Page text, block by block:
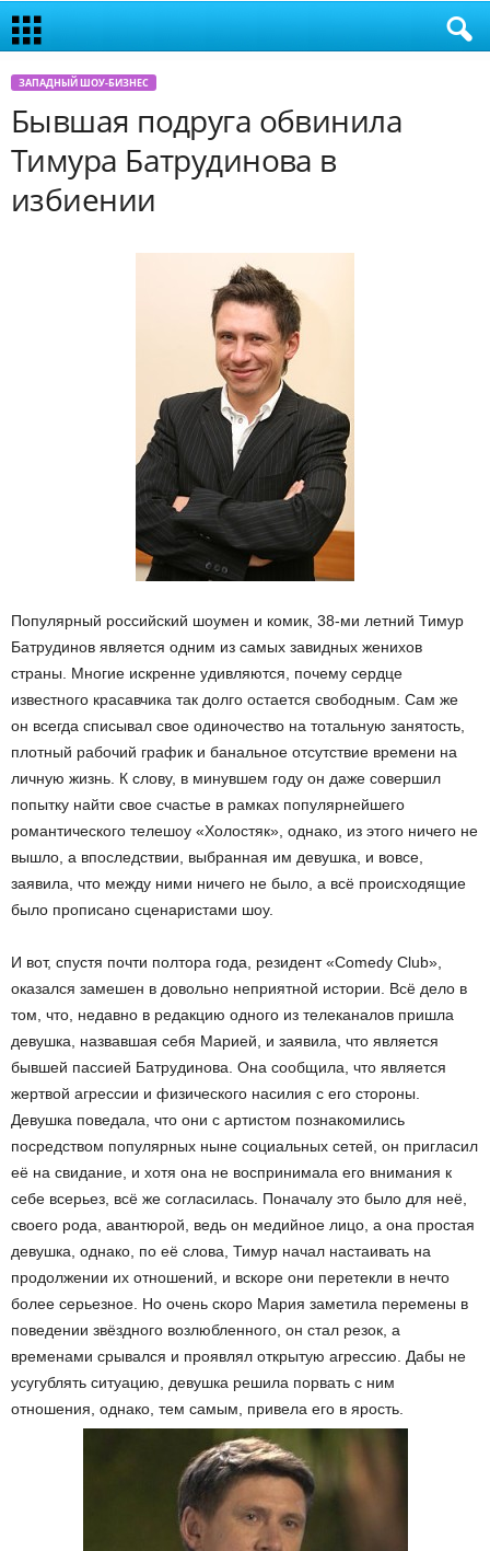
ЗАПАДНЫЙ ШОУ-БИЗНЕС
Бывшая подруга обвинила
Тимура Батрудинова в
избиении
Популярный российский шоумен и комик, 38-ми летний Тимур
Батрудинов является одним из самых завидных женихов
страны. Многие искренне удивляются, почему сердце
известного красавчика так долго остается свободным. Сам же
он всегда списывал свое одиночество на тотальную занятость,
плотный рабочий график и банальное отсутствие времени на
личную жизнь. К слову, в минувшем году он даже совершил
попытку найти свое счастье в рамках популярнейшего
романтического телешоу «Холостяк», однако, из этого ничего не
вышло, а впоследствии, выбранная им девушка, и вовсе,
заявила, что между ними ничего не было, а всё происходящие
было прописано сценаристами шоу.
И вот, спустя почти полтора года, резидент «Comedy Club»,
оказался замешен в довольно неприятной истории. Всё дело в
том, что, недавно в редакцию одного из телеканалов пришла
девушка, назвавшая себя Марией, и заявила, что является
бывшей пассией Батрудинова. Она сообщила, что является
жертвой агрессии и физического насилия с его стороны.
Девушка поведала, что они с артистом познакомились
посредством популярных ныне социальных сетей, он пригласил
её на свидание, и хотя она не воспринимала его внимания к
себе всерьез, всё же согласилась. Поначалу это было для неё,
своего рода, авантюрой, ведь он медийное лицо, а она простая
девушка, однако, по её слова, Тимур начал настаивать на
продолжении их отношений, и вскоре они перетекли в нечто
более серьезное. Но очень скоро Мария заметила перемены в
поведении звёздного возлюбленного, он стал резок, а
временами срывался и проявлял открытую агрессию. Дабы не
усугублять ситуацию, девушка решила порвать с ним
отношения, однако, тем самым, привела его в ярость.